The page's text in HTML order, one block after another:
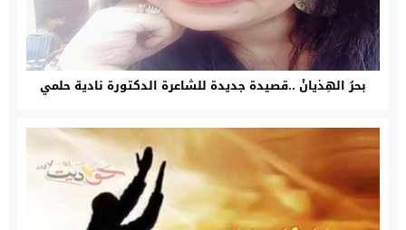
بحرُ الهِذيانْ ..قصيدة جديدة للشاعرة الدكتورة نادية حلمي